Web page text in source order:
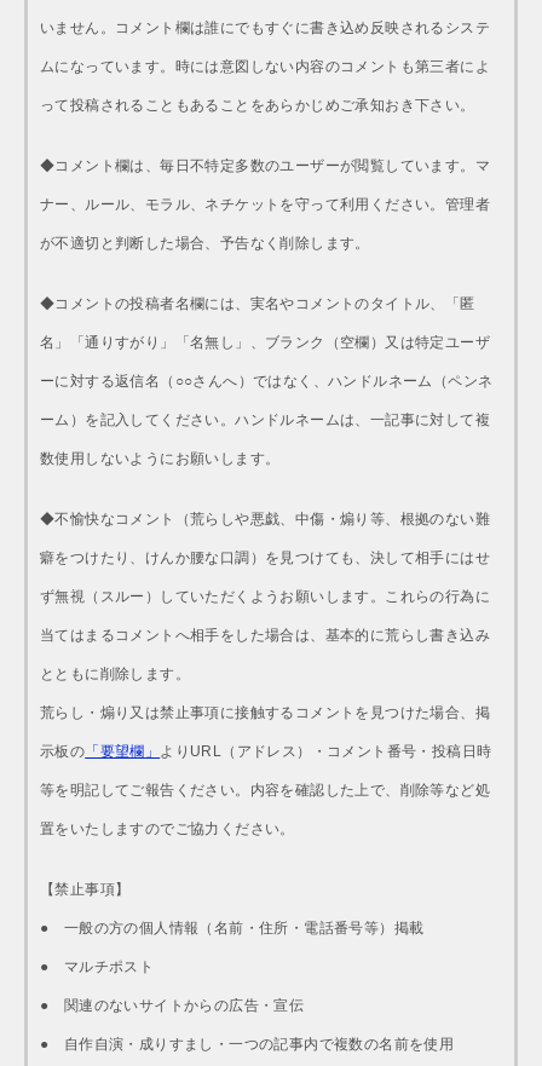
いません。コメント欄は誰にでもすぐに書き込め反映されるシステ
ムになっています。時には意図しない内容のコメントも第三者によ
って投稿されることもあることをあらかじめご承知おき下さい。
◆コメント欄は、毎日不特定多数のユーザーが閲覧しています。マ
ナー、ルール、モラル、ネチケットを守って利用ください。管理者
が不適切と判断した場合、予告なく削除します。
◆コメントの投稿者名欄には、実名やコメントのタイトル、「匿
名」「通りすがり」「名無し」、ブランク（空欄）又は特定ユーザ
ーに対する返信名（○○さんへ）ではなく、ハンドルネーム（ペンネ
ーム）を記入してください。ハンドルネームは、一記事に対して複
数使用しないようにお願いします。
◆不愉快なコメント（荒らしや悪戯、中傷・煽り等、根拠のない難
癖をつけたり、けんか腰な口調）を見つけても、決して相手にはせ
ず無視（スルー）していただくようお願いします。これらの行為に
当てはまるコメントへ相手をした場合は、基本的に荒らし書き込み
とともに削除します。
荒らし・煽り又は禁止事項に接触するコメントを見つけた場合、掲
示板の 「要望欄」 よりURL（アドレス）・コメント番号・投稿日時
等を明記してご報告ください。内容を確認した上で、削除等など処
置をいたしますのでご協力ください。
【禁止事項】
● 一般の方の個人情報（名前・住所・電話番号等）掲載
● マルチポスト
● 関連のないサイトからの広告・宣伝
● 自作自演・成りすまし・一つの記事内で複数の名前を使用